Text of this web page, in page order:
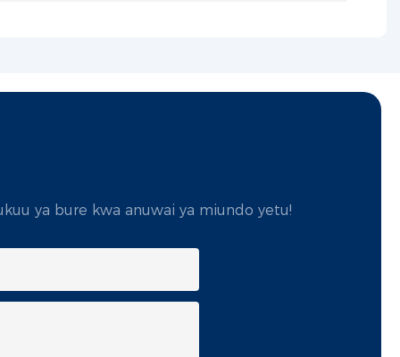
ya bure kwa anuwai ya miundo yetu!